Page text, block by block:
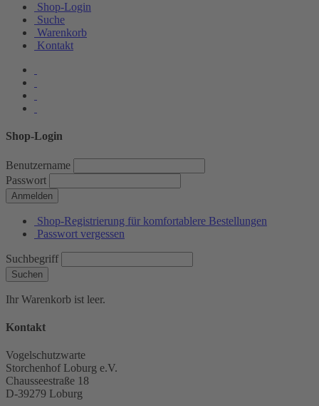
Shop-Login
Suche
Warenkorb
Kontakt
Shop-Login
Benutzername
Passwort
Anmelden
Shop-Registrierung für komfortablere Bestellungen
Passwort vergessen
Suchbegriff
Suchen
Ihr Warenkorb ist leer.
Kontakt
Vogelschutzwarte
Storchenhof Loburg e.V.
Chausseestraße 18
D-39279 Loburg